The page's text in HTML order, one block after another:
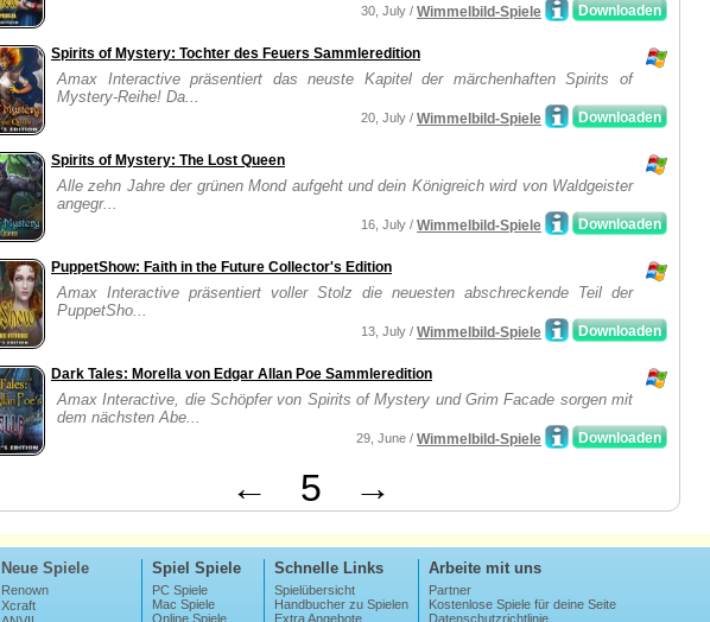
Downloaden
30, July / Wimmelbild-Spiele
Spirits of Mystery: Tochter des Feuers Sammleredition
Amax Interactive präsentiert das neuste Kapitel der märchenhaften Spirits of
Mystery-Reihe! Da...
Downloaden
20, July / Wimmelbild-Spiele
Spirits of Mystery: The Lost Queen
Alle zehn Jahre der grünen Mond aufgeht und dein Königreich wird von Waldgeister
angegr...
Downloaden
16, July / Wimmelbild-Spiele
PuppetShow: Faith in the Future Collector's Edition
Amax Interactive präsentiert voller Stolz die neuesten abschreckende Teil der
PuppetSho...
Downloaden
13, July / Wimmelbild-Spiele
Dark Tales: Morella von Edgar Allan Poe Sammleredition
Amax Interactive, die Schöpfer von Spirits of Mystery und Grim Facade sorgen mit
dem nächsten Abe...
Downloaden
29, June / Wimmelbild-Spiele
← 5 →
Neue Spiele
Renown
Xcraft
Spiel Spiele
PC Spiele
Mac Spiele
Online Spiele
Schnelle Links
Spielübersicht
Handbucher zu Spielen
Extra Angebote
Arbeite mit uns
Partner
Kostenlose Spiele für deine Seite
Datenschutzrichtlinie